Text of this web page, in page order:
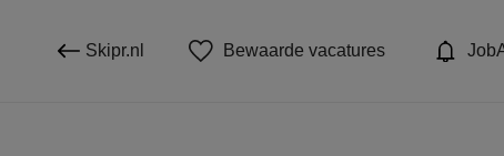
Skipr.nl Bewaarde vacatures